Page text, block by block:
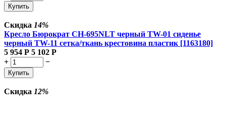
Купить
Скидка 14%
Кресло Бюрократ CH-695NLT черный TW-01 сиденье
черный TW-11 сетка/ткань крестовина пластик [1163180]
5 954 Р 5 102 Р
+
−
Купить
Скидка 12%